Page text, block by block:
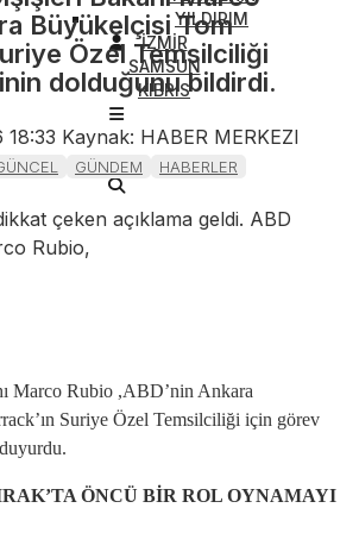
YILDIRIM
İZMİR
SAMSUN
KIBRIS
Büyükelçisi Tom
Özel Temsilciliği
dolduğunu bildirdi.
18:33 Kaynak: HABER MERKEZI
GÜNDEM HABERLER
Marco Rubio ,ABD’nin Ankara
Suriye Özel Temsilciliği için görev
ÖNCÜ BİR ROL OYNAMAYI